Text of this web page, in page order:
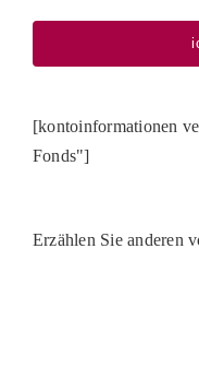
[kontoinformationen
Fonds"]
Erzählen Sie anderen